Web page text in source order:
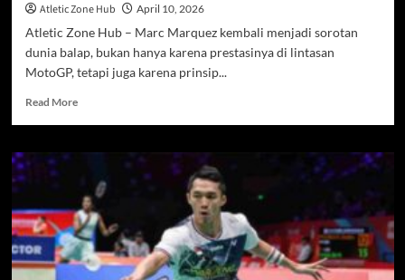
Atletic Zone Hub April 10, 2026
Atletic Zone Hub – Marc Marquez kembali menjadi sorotan
dunia balap, bukan hanya karena prestasinya di lintasan
MotoGP, tetapi juga karena prinsip...
Read MoreRead
Marc
Pilih
Prestasi
daripada
Uang,
Filosofi
Sang